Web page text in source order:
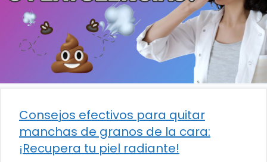
Consejos efectivos para quitar
manchas de granos de la cara:
¡Recupera tu piel radiante!